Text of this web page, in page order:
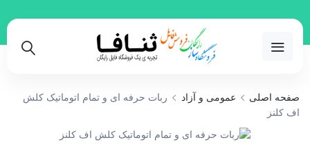
09365660525
صفحه اصلی عمومی و آزاد
ربات حرفه ای و تمام اتوماتیک کلش
اف کلنز